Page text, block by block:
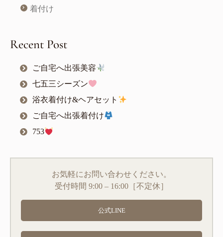
着付け
Recent Post
ご自宅へ出張美容
七五三シーズン
浴衣着付け&ヘアセット
ご自宅へ出張着付け
753
お気軽にお問い合わせください。
受付時間 9:00 – 16:00［不定休］
公式LINE